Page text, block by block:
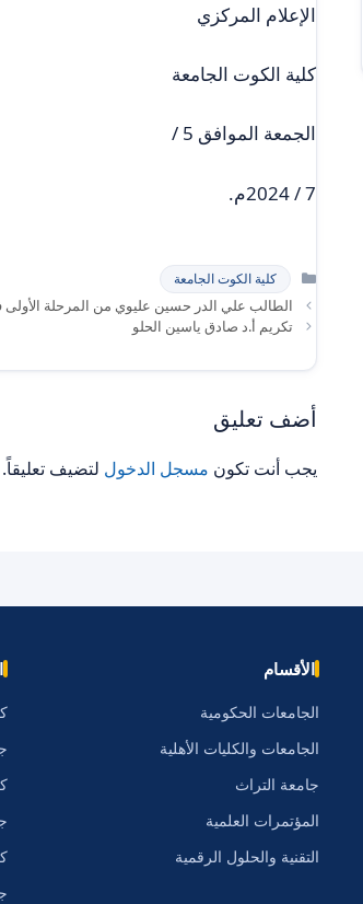
الإعلام المركزي
كلية الكوت الجامعة
الجمعة الموافق 5 /
7 / 2024م.
التصنيفات
كلية الكوت الجامعة
الطالب علي الدر حسين عليوي من المرحلة الأولى
تكريم أ.د صادق ياسين الحلو
أضف تعليق
يجب أنت تكون مسجل الدخول لتضيف تعليقاً.
الأقسام
الجامعات الحكومية
الجامعات والكليات الأهلية
جامعة التراث
المؤتمرات العلمية
التقنية والحلول الرقمية